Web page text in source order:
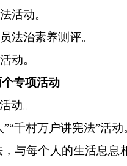
活动。
法治素养测评。
动。
个专项活动
动。
千村万户讲宪法”活动
与每个人的生活息